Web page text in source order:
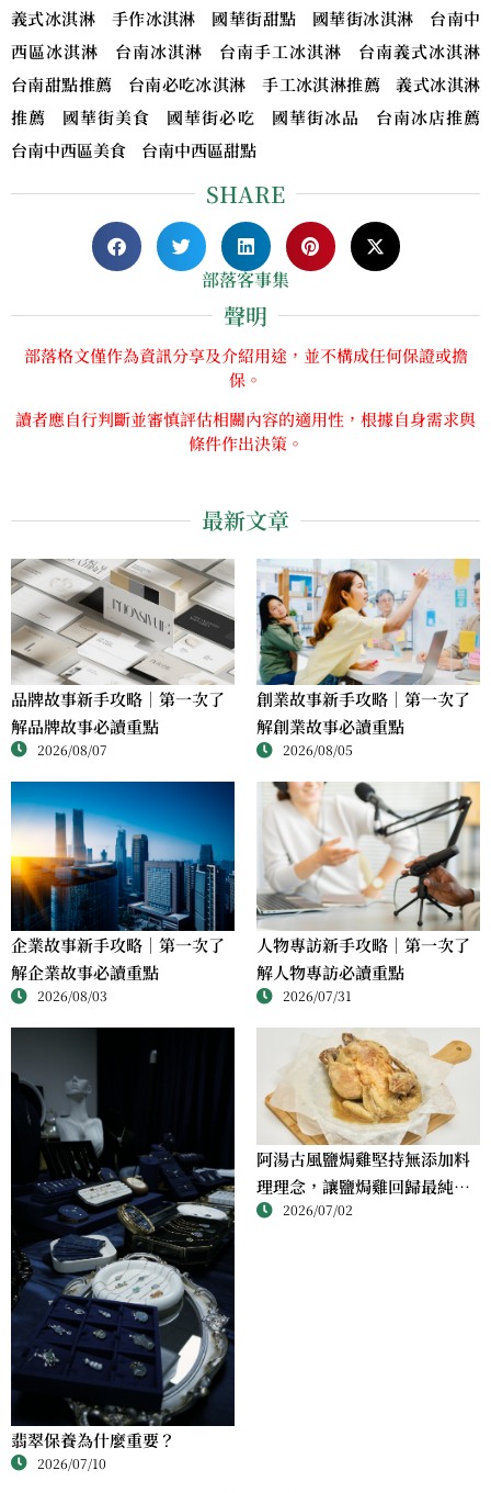
義式冰淇淋 手作冰淇淋 國華街甜點 國華街冰淇淋 台南中
西區冰淇淋 台南冰淇淋 台南手工冰淇淋 台南義式冰淇淋
台南甜點推薦 台南必吃冰淇淋 手工冰淇淋推薦 義式冰淇淋
推薦 國華街美食 國華街必吃 國華街冰品 台南冰店推薦
台南中西區美食 台南中西區甜點
SHARE
部落客事集
聲明
部落格文僅作為資訊分享及介紹用途，並不構成任何保證或擔
保。
讀者應自行判斷並審慎評估相關內容的適用性，根據自身需求與
條件作出決策。
最新文章
品牌故事新手攻略｜第一次了
解品牌故事必讀重點
2026/08/07
創業故事新手攻略｜第一次了
解創業故事必讀重點
2026/08/05
企業故事新手攻略｜第一次了
解企業故事必讀重點
2026/08/03
人物專訪新手攻略｜第一次了
解人物專訪必讀重點
2026/07/31
翡翠保養為什麼重要？
2026/07/10
阿湯古風鹽焗雞堅持無添加料
理理念，讓鹽焗雞回歸最純粹
的風味2026/07/02